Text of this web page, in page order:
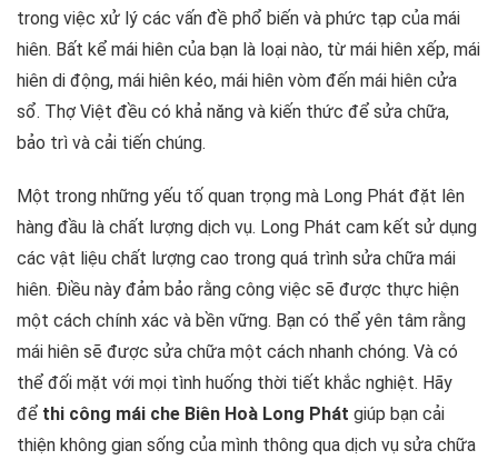
trong việc xử lý các vấn đề phổ biến và phức tạp của mái
hiên. Bất kể mái hiên của bạn là loại nào, từ mái hiên xếp, mái
hiên di động, mái hiên kéo, mái hiên vòm đến mái hiên cửa
sổ. Thợ Việt đều có khả năng và kiến thức để sửa chữa,
bảo trì và cải tiến chúng.
Một trong những yếu tố quan trọng mà Long Phát đặt lên
hàng đầu là chất lượng dịch vụ. Long Phát cam kết sử dụng
các vật liệu chất lượng cao trong quá trình sửa chữa mái
hiên. Điều này đảm bảo rằng công việc sẽ được thực hiện
một cách chính xác và bền vững. Bạn có thể yên tâm rằng
mái hiên sẽ được sửa chữa một cách nhanh chóng. Và có
thể đối mặt với mọi tình huống thời tiết khắc nghiệt. Hãy
để thi công mái che Biên Hoà Long Phát giúp bạn cải
thiện không gian sống của mình thông qua dịch vụ sửa chữa